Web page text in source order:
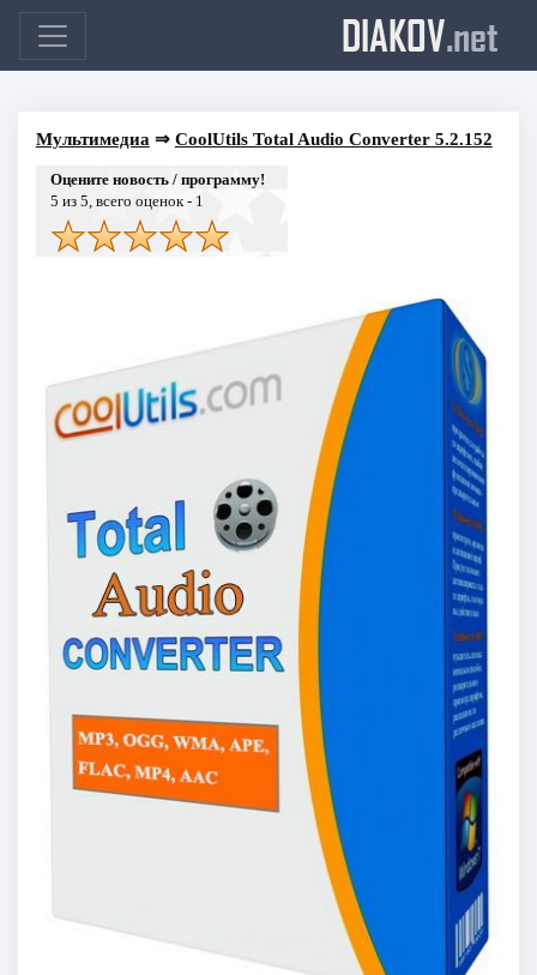
DIAKOV.net
Мультимедиа ⇒ CoolUtils Total Audio Converter 5.2.152
Оцените новость / программу!
5 из 5, всего оценок - 1